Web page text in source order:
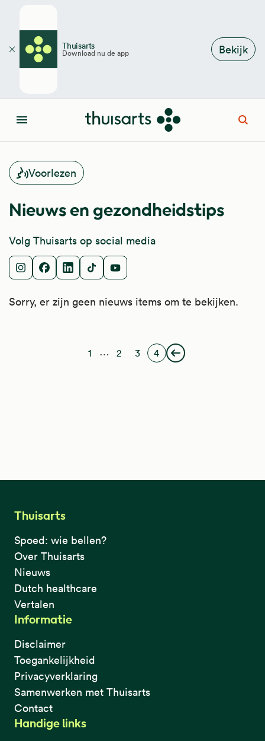
Thuisarts
Download nu de app Bekijk
Sluiten
Menu
Voorlezen
Nieuws en gezondheidstips
Volg Thuisarts op social media
InstagramFacebook
LinkedInTikTokYoutube
Sorry, er zijn geen nieuws items om te bekijken.
Eerste pagina
1 …
Pagina
2
Pagina
3
Huidige pagina
4
Vorige pagina
Thuisarts
Spoed: wie bellen?
Over Thuisarts
Nieuws
Dutch healthcare
Vertalen
Informatie
Disclaimer
Toegankelijkheid
Privacyverklaring
Samenwerken met Thuisarts
Contact
Handige links